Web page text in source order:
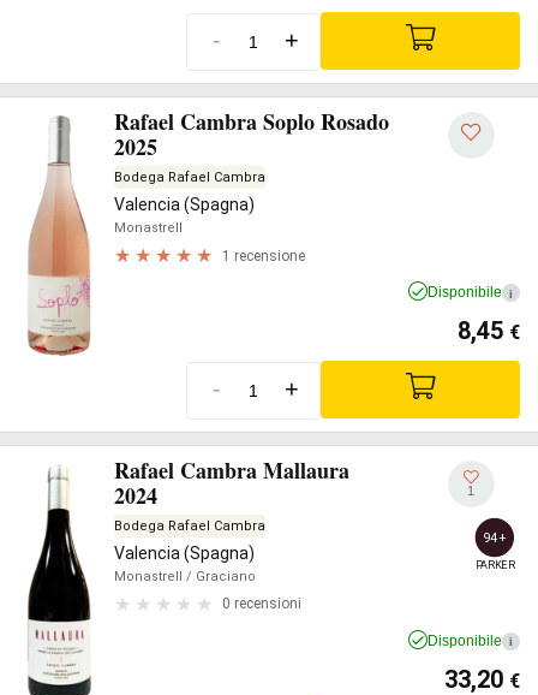
- +
Rafael Cambra Soplo Rosado
2025
Bodega Rafael Cambra
Valencia (Spagna)
Monastrell
1 recensione
Disponibile i
8,45 €
- +
Rafael Cambra Mallaura
2024
Bodega Rafael Cambra
Valencia (Spagna)
Monastrell / Graciano
0 recensioni
1
94+
PARKER
Disponibile i
33,20 €